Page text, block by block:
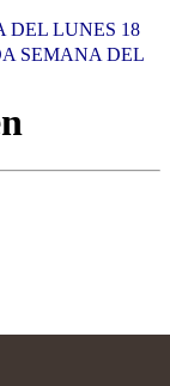
DEL LUNES 18
SEMANA DEL